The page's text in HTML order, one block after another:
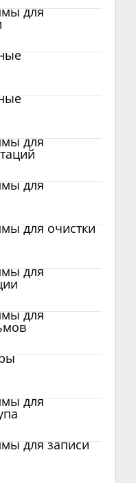
для
для
для
для очистки
для
для
для
для записи